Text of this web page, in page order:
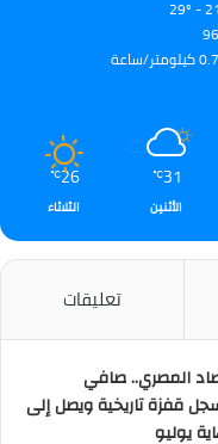
ساعة
31
℃
الأثنين
26
℃
الثلاثاء
تعليقات
المصري.. صافي
قفزة تاريخية ويصل إلى